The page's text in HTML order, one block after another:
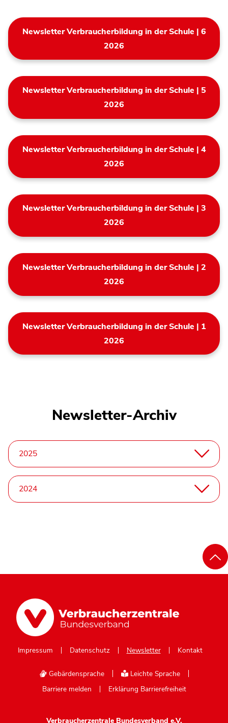
Newsletter Verbraucherbildung in der Schule | 6
2026
Newsletter Verbraucherbildung in der Schule | 5
2026
Newsletter Verbraucherbildung in der Schule | 4
2026
Newsletter Verbraucherbildung in der Schule | 3
2026
Newsletter Verbraucherbildung in der Schule | 2
2026
Newsletter Verbraucherbildung in der Schule | 1
2026
Newsletter-Archiv
2025
2024
Impressum Datenschutz Newsletter Kontakt
Gebärdensprache
Leichte Sprache
Barriere melden
Erklärung Barrierefreiheit
Verbraucherzentrale Bundesverband e.V.